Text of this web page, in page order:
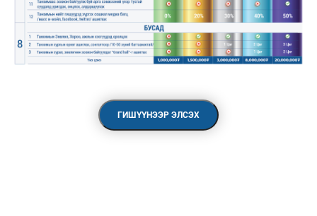
ГИШҮҮНЭЭР ЭЛСЭХ